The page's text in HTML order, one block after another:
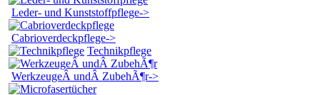
Leder- und Kunststoffpflege->
Cabrioverdeckpflege->
Technikpflege
WerkzeugeÂ undÂ ZubehÃ¶r->